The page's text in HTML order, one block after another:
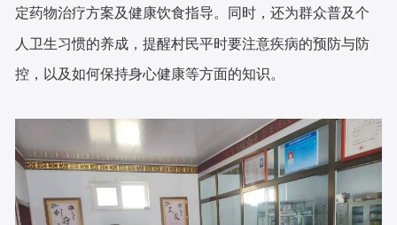
定药物治疗方案及健康饮食指导。同时，还为群众普及个
人卫生习惯的养成，提醒村民平时要注意疾病的预防与防
控，以及如何保持身心健康等方面的知识。